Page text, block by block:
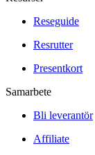
Reseguide
Resrutter
Presentkort
Samarbete
Bli leverantör
Affiliate